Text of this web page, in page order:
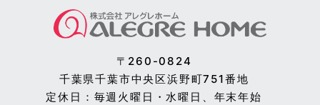
〒260-0824
千葉県千葉市中央区浜野町751番地
定休日：毎週火曜日・水曜日、年末年始